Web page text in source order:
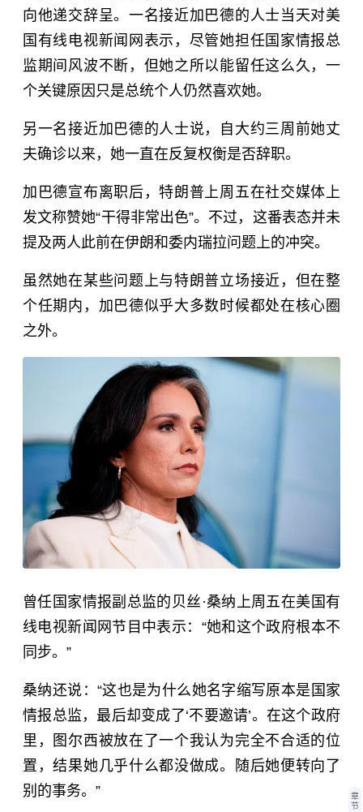
向他递交辞呈。一名接近加巴德的人士当天对美
国有线电视新闻网表示，尽管她担任国家情报总
监期间风波不断，但她之所以能留任这么久，一
个关键原因只是总统个人仍然喜欢她。
另一名接近加巴德的人士说，自大约三周前她丈
夫确诊以来，她一直在反复权衡是否辞职。
加巴德宣布离职后，特朗普上周五在社交媒体上
发文称赞她“干得非常出色”。不过，这番表态并未
提及两人此前在伊朗和委内瑞拉问题上的冲突。
虽然她在某些问题上与特朗普立场接近，但在整
个任期内，加巴德似乎大多数时候都处在核心圈
之外。
曾任国家情报副总监的贝丝·桑纳上周五在美国有
线电视新闻网节目中表示：“她和这个政府根本不
同步。”
桑纳还说：“这也是为什么她名字缩写原本是国家
情报总监，最后却变成了‘不要邀请’。在这个政府
里，图尔西被放在了一个我认为完全不合适的位
置，结果她几乎什么都没做成。随后她便转向了
别的事务。”
章
节